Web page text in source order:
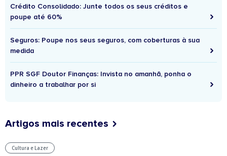
Crédito Consolidado: Junte todos os seus créditos e
poupe até 60%
Seguros: Poupe nos seus seguros, com coberturas à sua
medida
PPR SGF Doutor Finanças: Invista no amanhã, ponha o
dinheiro a trabalhar por si
Artigos mais recentes
Cultura e Lazer